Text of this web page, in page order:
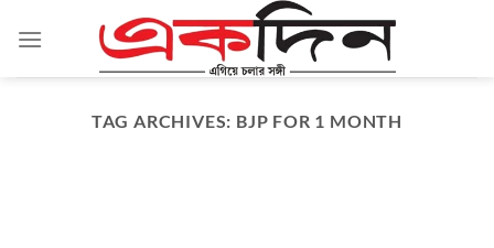
TAG ARCHIVES: BJP FOR 1 MONTH